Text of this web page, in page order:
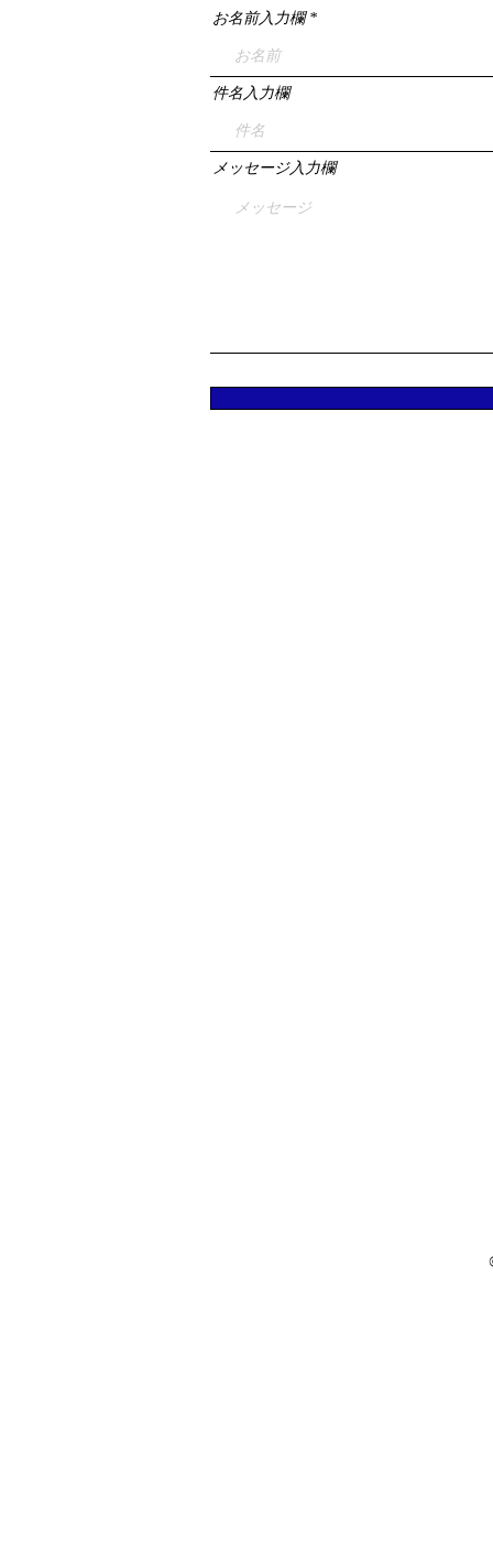
お名前入力欄
件名入力欄
メッセージ入力欄